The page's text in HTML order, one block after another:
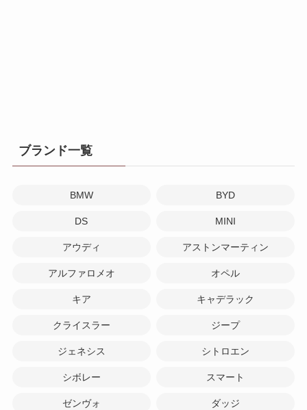
ブランド一覧
BMW BYD
DS MINI
アウディ アストンマーティン
アルファロメオ オペル
キア キャデラック
クライスラー ジープ
ジェネシス シトロエン
シボレー スマート
ゼンヴォ ダッジ